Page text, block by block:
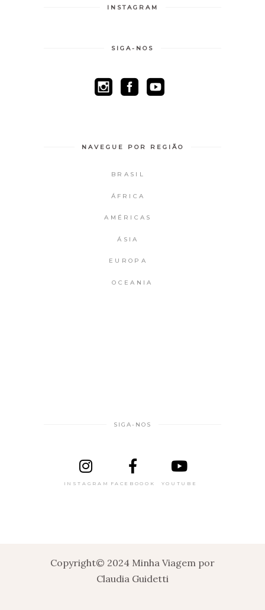
INSTAGRAM
SIGA-NOS
NAVEGUE POR REGIÃO
BRASIL
ÁFRICA
AMÉRICAS
ÁSIA
EUROPA
OCEANIA
SIGA-NOS
INSTAGRAM FACEBOOOK YOUTUBE
Copyright© 2024 Minha Viagem por
Claudia Guidetti